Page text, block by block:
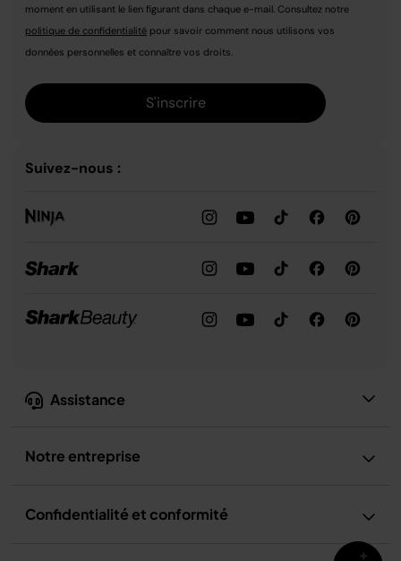
Assistance
Notre entreprise
Confidentialité et conformité
moment en utilisant le lien figurant dans chaque e-mail. Consultez notre
politique de confidentialité pour savoir comment nous utilisons vos
données personnelles et connaître vos droits.
S'inscrire
Suivez-nous :